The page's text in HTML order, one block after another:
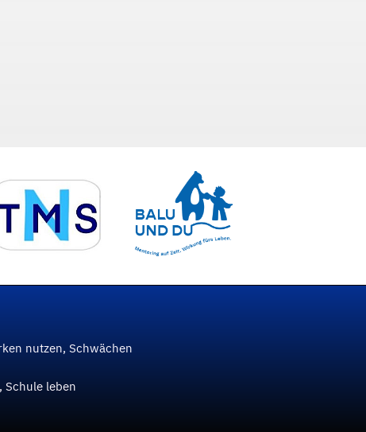
nutzen, Schwächen
Schule leben